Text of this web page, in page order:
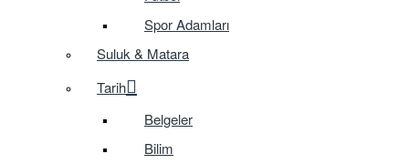
Spor Adamları
Suluk & Matara
Tarih
Belgeler
Bilim